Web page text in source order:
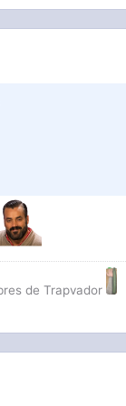
de Trapvador